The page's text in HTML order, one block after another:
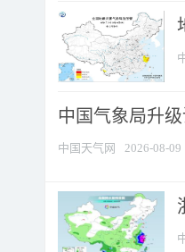
中国气象局升
中国天气网 2026-08-09